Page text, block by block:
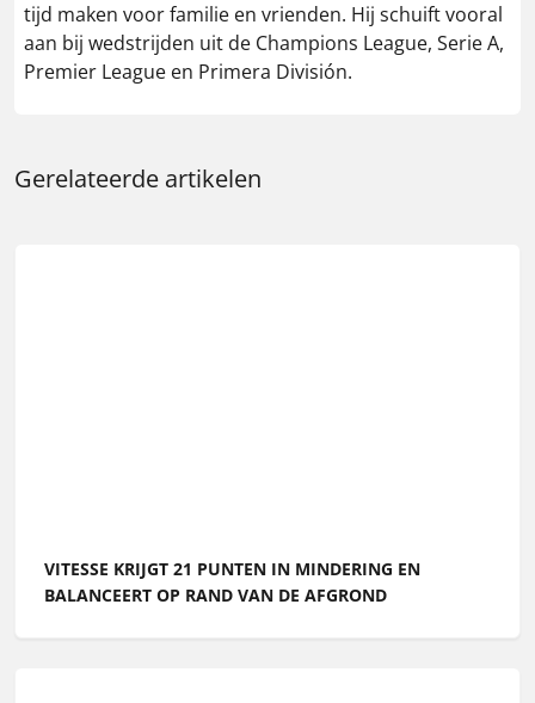
tijd maken voor familie en vrienden. Hij schuift vooral
aan bij wedstrijden uit de Champions League, Serie A,
Premier League en Primera División.
Gerelateerde artikelen
VITESSE KRIJGT 21 PUNTEN IN MINDERING EN
BALANCEERT OP RAND VAN DE AFGROND